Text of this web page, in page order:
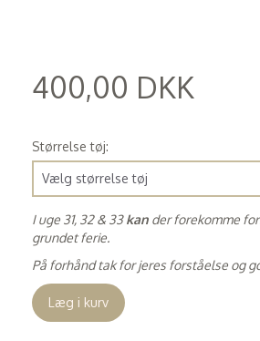
400,00 DKK
Størrelse tøj:
I uge 31, 32 & 33kan der forekomme
grundet ferie.
På forhånd tak for jeres forståelse og
Læg i kurv